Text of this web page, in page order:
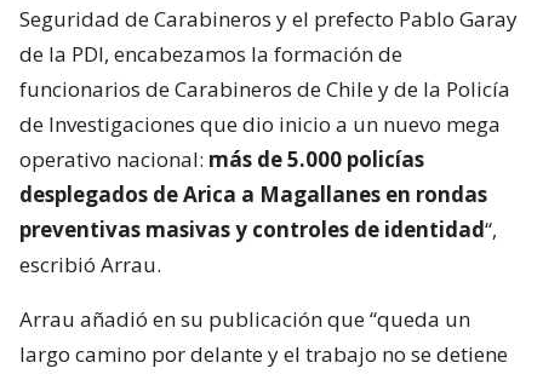
Seguridad de Carabineros y el prefecto Pablo Garay
de la PDI, encabezamos la formación de
funcionarios de Carabineros de Chile y de la Policía
de Investigaciones que dio inicio a un nuevo mega
operativo nacional: más de 5.000 policías
desplegados de Arica a Magallanes en rondas
preventivas masivas y controles de identidad“,
escribió Arrau.
Arrau añadió en su publicación que “queda un
largo camino por delante y el trabajo no se detiene